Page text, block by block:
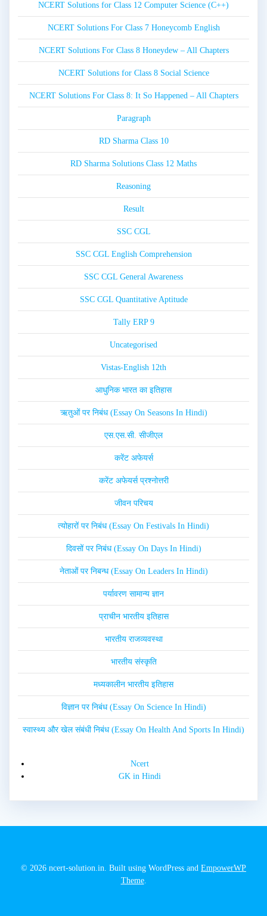
NCERT Solutions for Class 12 Computer Science (C++)
NCERT Solutions For Class 7 Honeycomb English
NCERT Solutions For Class 8 Honeydew – All Chapters
NCERT Solutions for Class 8 Social Science
NCERT Solutions For Class 8: It So Happened – All Chapters
Paragraph
RD Sharma Class 10
RD Sharma Solutions Class 12 Maths
Reasoning
Result
SSC CGL
SSC CGL English Comprehension
SSC CGL General Awareness
SSC CGL Quantitative Aptitude
Tally ERP 9
Uncategorised
Vistas-English 12th
आधुनिक भारत का इतिहास
ऋतुओं पर निबंध (Essay On Seasons In Hindi)
एस.एस.सी. सीजीएल
करेंट अफेयर्स
करेंट अफेयर्स प्रश्नोत्तरी
जीवन परिचय
त्योहारों पर निबंध (Essay On Festivals In Hindi)
दिवसों पर निबंध (Essay On Days In Hindi)
नेताओं पर निबन्ध (Essay On Leaders In Hindi)
पर्यावरण सामान्य ज्ञान
प्राचीन भारतीय इतिहास
भारतीय राजव्यवस्था
भारतीय संस्कृति
मध्यकालीन भारतीय इतिहास
विज्ञान पर निबंध (Essay On Science In Hindi)
स्वास्थ्य और खेल संबंधी निबंध (Essay On Health And Sports In Hindi)
Ncert
GK in Hindi
© 2026 ncert-solution.in. Built using WordPress and EmpowerWP
Theme.